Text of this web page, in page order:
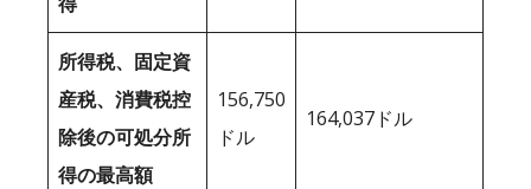
所得税、固定資
産税、消費税控
除後の可処分所
得の最高額
156,750
ドル
164,037ドル